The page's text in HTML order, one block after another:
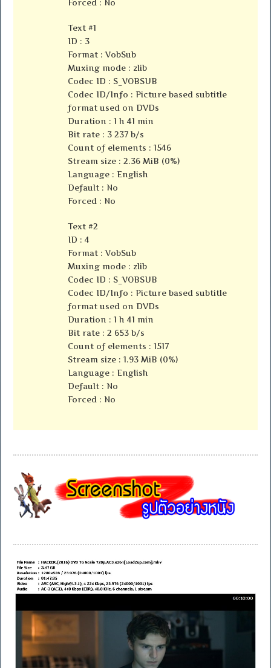
Forced : No
Text #1
ID : 3
Format : VobSub
Muxing mode : zlib
Codec ID : S_VOBSUB
Codec ID/Info : Picture based subtitle
format used on DVDs
Duration : 1 h 41 min
Bit rate : 3 237 b/s
Count of elements : 1546
Stream size : 2.36 MiB (0%)
Language : English
Default : No
Forced : No
Text #2
ID : 4
Format : VobSub
Muxing mode : zlib
Codec ID : S_VOBSUB
Codec ID/Info : Picture based subtitle
format used on DVDs
Duration : 1 h 41 min
Bit rate : 2 653 b/s
Count of elements : 1517
Stream size : 1.93 MiB (0%)
Language : English
Default : No
Forced : No